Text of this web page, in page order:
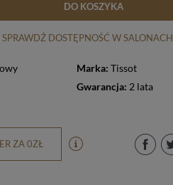
DO KOSZYKA
SPRAWDŹ DOSTĘPNOŚĆ W SALONACH
Marka: Tissot
Gwarancja: 2 lata
ZA 0ZŁ